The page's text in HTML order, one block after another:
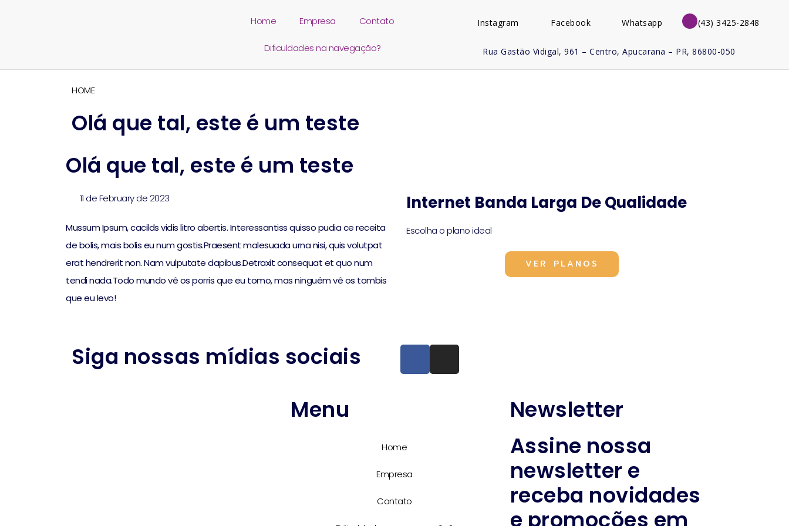
Home Empresa Contato
Dificuldades na navegação?
Instagram Facebook Whatsapp (43) 3425-2848
Rua Gastão Vidigal, 961 – Centro, Apucarana – PR, 86800-050
HOME
Olá que tal, este é um teste
Olá que tal, este é um teste
11 de February de 2023
Mussum Ipsum, cacilds vidis litro abertis. Interessantiss quisso pudia ce receita
de bolis, mais bolis eu num gostis.Praesent malesuada urna nisi, quis volutpat
erat hendrerit non. Nam vulputate dapibus.Detraxit consequat et quo num
tendi nada.Todo mundo vê os porris que eu tomo, mas ninguém vê os tombis
que eu levo!
Internet Banda Larga De Qualidade
Escolha o plano ideal
VER PLANOS
Siga nossas mídias sociais
Menu
Home
Empresa
Contato
Newsletter
Assine nossa
newsletter e
receba novidades
e promoções em